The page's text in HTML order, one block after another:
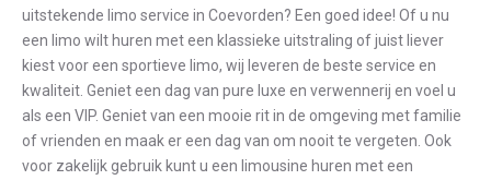
uitstekende limo service in Coevorden? Een goed idee! Of u nu
een limo wilt huren met een klassieke uitstraling of juist liever
kiest voor een sportieve limo, wij leveren de beste service en
kwaliteit. Geniet een dag van pure luxe en verwennerij en voel u
als een VIP. Geniet van een mooie rit in de omgeving met familie
of vrienden en maak er een dag van om nooit te vergeten. Ook
voor zakelijk gebruik kunt u een limousine huren met een